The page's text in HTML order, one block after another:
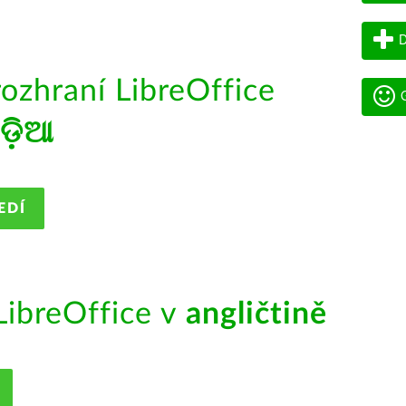
LibreOffice
v angličtině